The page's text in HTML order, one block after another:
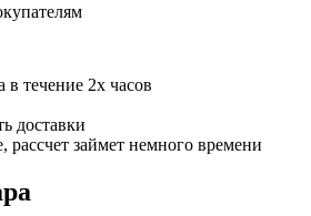
в течение 2х часов
доставки
займет немного времени